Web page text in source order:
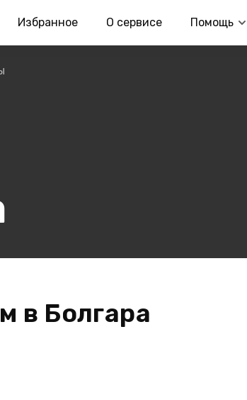
Избранное О сервисе Помощь
в Болгара